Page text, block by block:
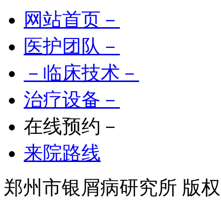
网站首页－
医护团队－
－临床技术－
治疗设备－
在线预约－
来院路线
郑州市银屑病研究所 版